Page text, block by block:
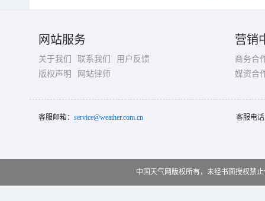
网站服务
关于我们 联系我们
用户反馈
版权声明
网站律师
营销
商务合
媒资合
客服邮箱： service@weather.com.cn 客服电
中国天气网版权所有，未经书面授权